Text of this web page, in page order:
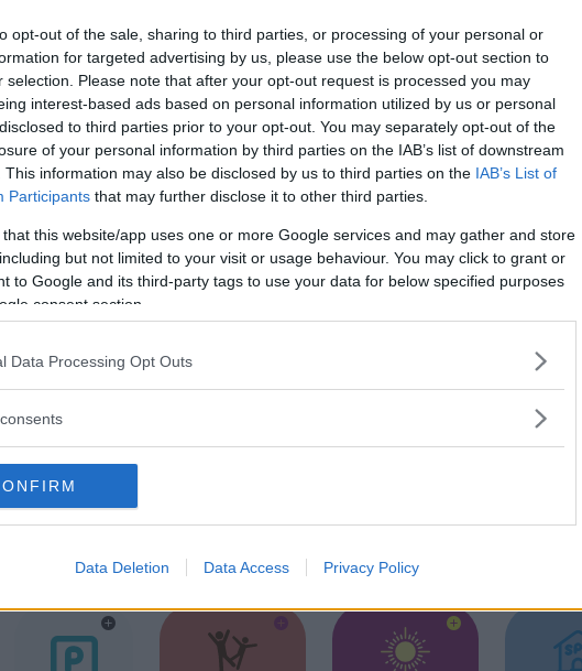
opt-out of the sale, sharing to third parties, or processing of your personal or
for targeted advertising by us, please use the below opt-out section to
selection. Please note that after your opt-out request is processed you may
interest-based ads based on personal information utilized by us or personal
to third parties prior to your opt-out. You may separately opt-out of the
of your personal information by third parties on the IAB’s list of downstream
This information may also be disclosed by us to third parties on the IAB’s List of
Participants that may further disclose it to other third parties.
that this website/app uses one or more Google services and may gather and store
but not limited to your visit or usage behaviour. You may click to grant or
to Google and its third-party tags to use your data for below specified purposes
consent section.
Data Processing Opt Outs
Data Deletion Data Access Privacy Policy
SHARE Commenti
Corsi di Lingua
per bambini
bambini
Feste
Corsi Sportivi
Ludoteca per